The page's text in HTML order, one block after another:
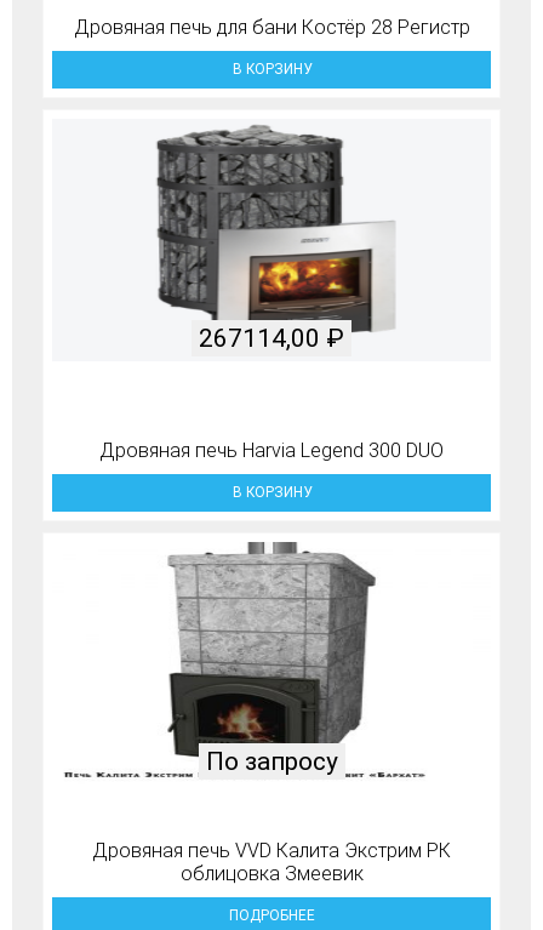
Дровяная печь для бани Костёр 28 Регистр
В КОРЗИНУ
Дровяная печь Harvia Legend 300 DUO
267114,00 ₽
В КОРЗИНУ
Дровяная печь VVD Калита Экстрим РК
облицовка Змеевик
По запросу
ПОДРОБНЕЕ